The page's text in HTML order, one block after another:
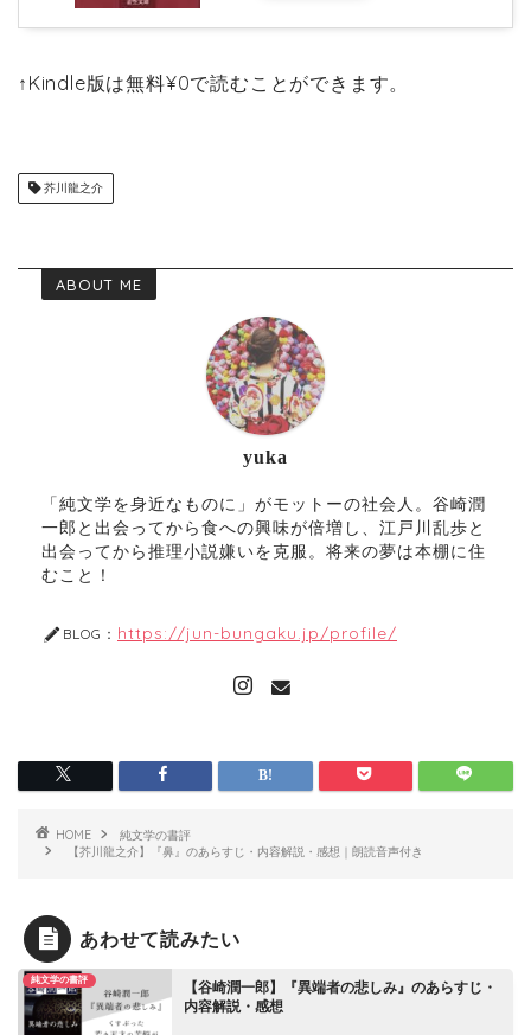
↑Kindle版は無料¥0で読むことができます。
芥川龍之介
ABOUT ME
yuka
「純文学を身近なものに」がモットーの社会人。谷崎潤
一郎と出会ってから食への興味が倍増し、江戸川乱歩と
出会ってから推理小説嫌いを克服。将来の夢は本棚に住
むこと！
BLOG： https://jun-bungaku.jp/profile/
HOME
純文学の書評
【芥川龍之介】『鼻』のあらすじ・内容解説・感想｜朗読音声付き
あわせて読みたい
純文学の書評
【谷崎潤一郎】『異端者の悲しみ』のあらすじ・
内容解説・感想